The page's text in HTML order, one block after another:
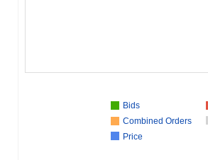
Bids
Combined Orders
Price